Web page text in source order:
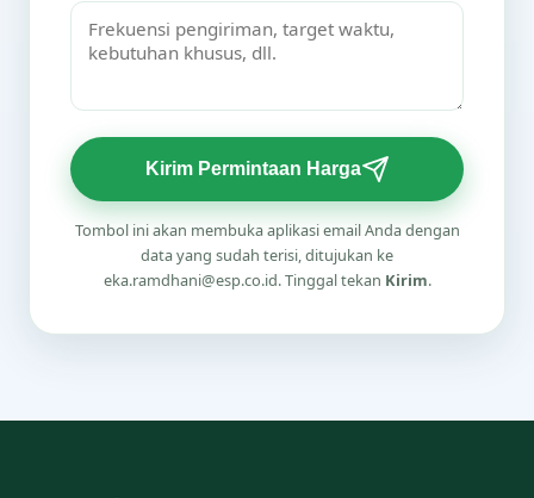
Kirim Permintaan Harga
Tombol ini akan membuka aplikasi email Anda dengan
data yang sudah terisi, ditujukan ke
eka.ramdhani@esp.co.id. Tinggal tekan Kirim.